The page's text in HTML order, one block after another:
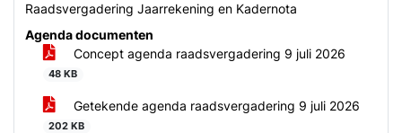
Raadsvergadering Jaarrekening en Kadernota
Agenda documenten
Concept agenda raadsvergadering 9 juli 2026
48 KB
Getekende agenda raadsvergadering 9 juli 2026
202 KB